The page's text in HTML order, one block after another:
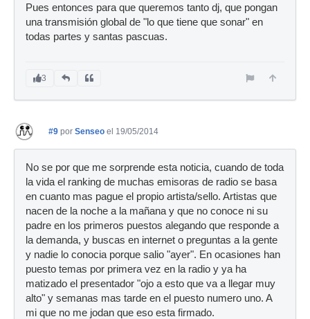
Pues entonces para que queremos tanto dj, que pongan
una transmisión global de "lo que tiene que sonar" en
todas partes y santas pascuas.
3
#9 por Senseo el 19/05/2014
No se por que me sorprende esta noticia, cuando de toda
la vida el ranking de muchas emisoras de radio se basa
en cuanto mas pague el propio artista/sello. Artistas que
nacen de la noche a la mañana y que no conoce ni su
padre en los primeros puestos alegando que responde a
la demanda, y buscas en internet o preguntas a la gente
y nadie lo conocia porque salio "ayer". En ocasiones han
puesto temas por primera vez en la radio y ya ha
matizado el presentador "ojo a esto que va a llegar muy
alto" y semanas mas tarde en el puesto numero uno. A
mi que no me jodan que eso esta firmado.